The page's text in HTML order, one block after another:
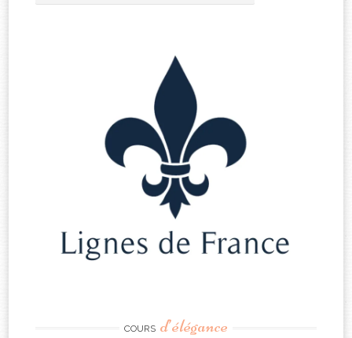
COURS d’élégance